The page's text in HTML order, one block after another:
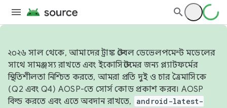
২০২৬ সাল থেকে, আমাদের ট্রাঙ্ক স্টেবল ডেভেলপমেন্ট মডেলের
সাথে সামঞ্জস্য রাখতে এবং ইকোসিস্টেমের জন্য প্ল্যাটফর্মের
স্থিতিশীলতা নিশ্চিত করতে, আমরা প্রতি দুই ও চার ত্রৈমাসিকে
(Q2 এবং Q4) AOSP-তে সোর্স কোড প্রকাশ করব। AOSP
বিল্ড করতে এবং এতে অবদান রাখতে,
android-latest-